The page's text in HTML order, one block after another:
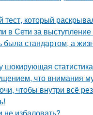
который
в Сети за
была стандартом, а
шокирующая
что внимания
чтобы внутри всё